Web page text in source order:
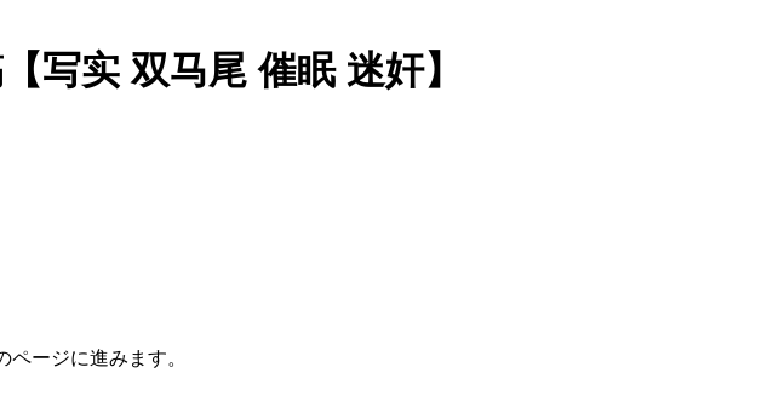
写实 双马尾 催眠 迷奸】
ページに進みます。